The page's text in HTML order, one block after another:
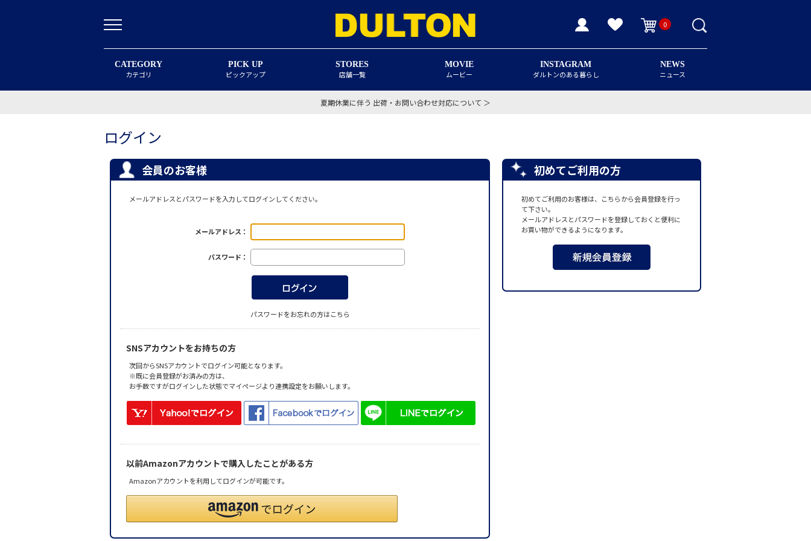
0
CATEGORY
カテゴリ
PICK UP
ピックアップ
STORES
店舗一覧
MOVIE
ムービー
INSTAGRAM
ダルトンのある暮らし
NEWS
ニュース
夏期休業に伴う 出荷・お問い合わせ対応について ＞
ログイン
会員のお客様
メールアドレスとパスワードを入力してログインしてください。
メールアドレス：
パスワード：
パスワードをお忘れの方はこちら
SNSアカウントをお持ちの方
次回からSNSアカウントでログイン可能となります。
※既に会員登録がお済みの方は、
お手数ですがログインした状態でマイページより連携設定をお願いします。
以前Amazonアカウントで購入したことがある方
Amazonアカウントを利用してログインが可能です。
初めてご利用の方
初めてご利用のお客様は、こちらから会員登録を行っ
て下さい。
メールアドレスとパスワードを登録しておくと便利に
お買い物ができるようになります。